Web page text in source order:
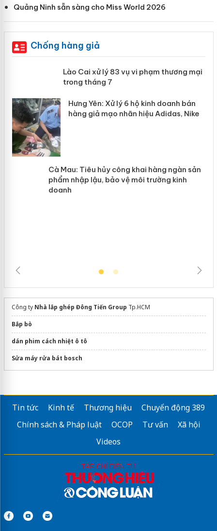
Quảng Ninh sẵn sàng cho Miss World 2026
Chống hàng giả
Lào Cai xử lý 83 vụ vi phạm thương
mại trong tháng 7
Công ty Nhà lắp ghép Đông Tiến Group Tp.HCM
Bắp bò
dán phim cách nhiệt ô tô
Sửa máy rửa bát bosch
Tin tức Kinh tế Thương hiệu
Chuyển động 389
Chính sách & Pháp luật
OCOP Tư vấn
Xã hội
Videos